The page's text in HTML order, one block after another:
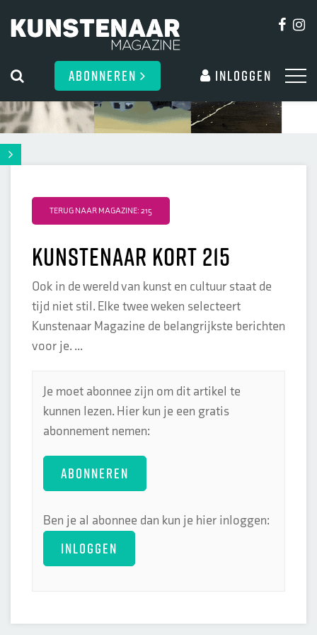
ABONNEREN Inloggen
TERUG NAAR MAGAZINE: 215
Kunstenaar kort 215
Ook in de wereld van kunst en cultuur staat de
tijd niet stil. Elke twee weken selecteert
Kunstenaar Magazine de belangrijkste berichten
voor je. ...
Je moet abonnee zijn om dit artikel te
kunnen lezen. Hier kun je een gratis
abonnement nemen:
ABONNEREN
Ben je al abonnee dan kun je hier inloggen:
INLOGGEN